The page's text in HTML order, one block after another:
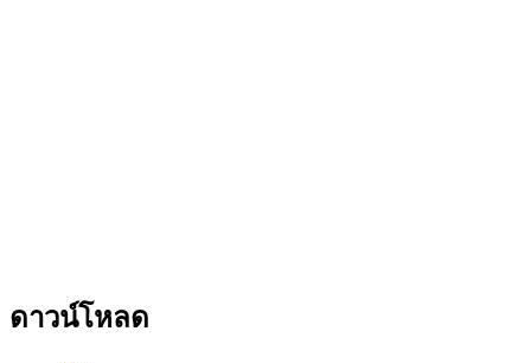
ดาวน์โหลด